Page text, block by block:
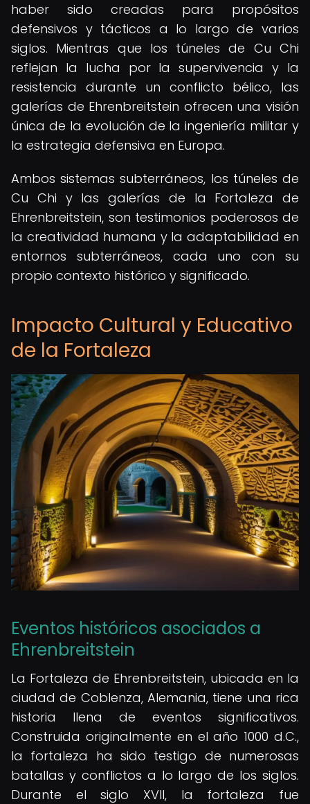
haber sido creadas para propósitos
defensivos y tácticos a lo largo de varios
siglos. Mientras que los túneles de Cu Chi
reflejan la lucha por la supervivencia y la
resistencia durante un conflicto bélico, las
galerías de Ehrenbreitstein ofrecen una visión
única de la evolución de la ingeniería militar y
la estrategia defensiva en Europa.
Ambos sistemas subterráneos, los túneles de
Cu Chi y las galerías de la Fortaleza de
Ehrenbreitstein, son testimonios poderosos de
la creatividad humana y la adaptabilidad en
entornos subterráneos, cada uno con su
propio contexto histórico y significado.
Impacto Cultural y Educativo
de la Fortaleza
Eventos históricos asociados a
Ehrenbreitstein
La Fortaleza de Ehrenbreitstein, ubicada en la
ciudad de Coblenza, Alemania, tiene una rica
historia llena de eventos significativos.
Construida originalmente en el año 1000 d.C.,
la fortaleza ha sido testigo de numerosas
batallas y conflictos a lo largo de los siglos.
Durante el siglo XVII, la fortaleza fue